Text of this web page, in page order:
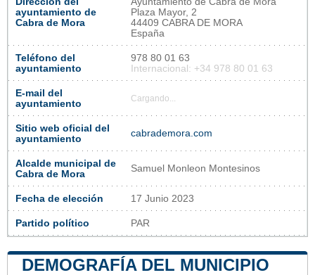
ayuntamiento de
Cabra de Mora
Plaza Mayor, 2
44409 CABRA DE MORA
España
Teléfono del
ayuntamiento
978 80 01 63
Internacional: +34 978 80 01 63
E-mail del
ayuntamiento
Cargando...
Sitio web oficial del
ayuntamiento
cabrademora.com
Alcalde municipal de
Cabra de Mora
Samuel Monleon Montesinos
Fecha de elección 17 Junio 2023
Partido político PAR
DEMOGRAFÍA DEL MUNICIPIO